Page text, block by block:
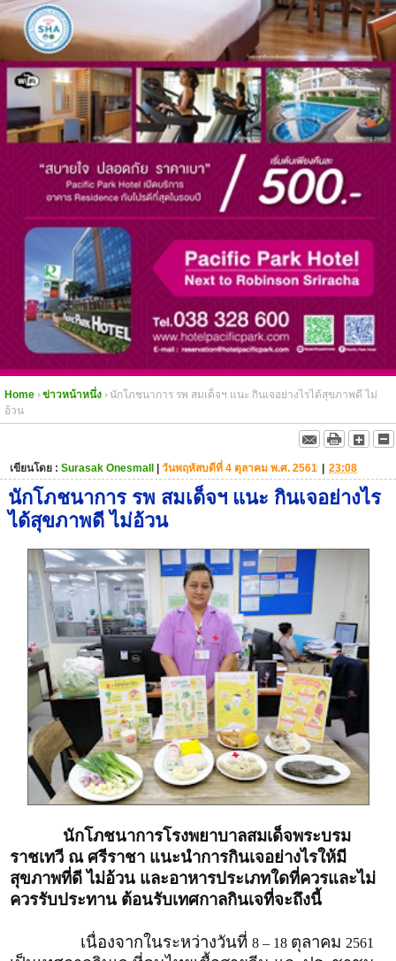
Home ข่าวหน้าหนึ่ง
นักโภชนาการ รพ สมเด็จฯ แนะ กินเจอย่างไรได้สุขภาพดี ไม่
อ้วน
เขียนโดย : Surasak Onesmall | วันพฤหัสบดีที่ 4 ตุลาคม พ.ศ. 2561 | 23:08
นักโภชนาการ รพ สมเด็จฯ แนะ กินเจอย่างไร
ได้สุขภาพดี ไม่อ้วน
นักโภชนาการโรงพยาบาลสมเด็จพระบรม
ราชเทวี ณ ศรีราชา แนะนำการกินเจอย่างไรให้มี
สุขภาพที่ดี ไม่อ้วน และอาหารประเภทใดที่ควรและไม่
ควรรับประทาน ต้อนรับเทศกาลกินเจที่จะถึงนี้
เนื่องจากในระหว่างวันที่ 8 – 18 ตุลาคม 2561